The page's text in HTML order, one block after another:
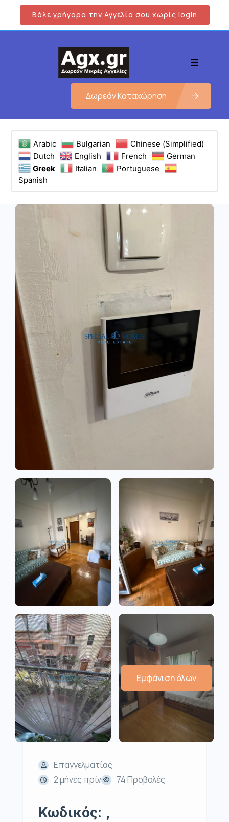
Βάλε γρήγορα την Αγγελία σου χωρίς login
Δωρεάν Καταχώρηση
Arabic Bulgarian
Chinese (Simplified)
Dutch
English French
German
Greek
Italian
Portuguese
Spanish
Εμφάνιση όλων
Επαγγελματίας
2 μήνες πρίν
74 Προβολές
Κωδικός: ,